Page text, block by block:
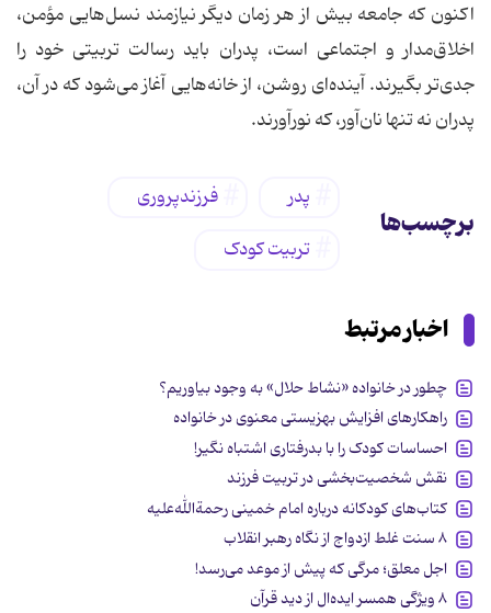
اکنون که جامعه بیش از هر زمان دیگر نیازمند نسل‌هایی مؤمن،
اخلاق‌مدار و اجتماعی است، پدران باید رسالت تربیتی خود را
جدی‌تر بگیرند. آینده‌ای روشن، از خانه‌هایی آغاز می‌شود که در آن،
پدران نه تنها نان‌آور، که نورآورند.
برچسب‌ها
پدر
فرزندپروری
تربیت کودک
اخبار مرتبط
چطور در خانواده «نشاط حلال» به وجود بیاوریم؟
راهکارهای افزایش بهزیستی معنوی در خانواده
احساسات کودک را با بدرفتاری اشتباه نگیر!
نقش شخصیت‌بخشی در تربیت فرزند
کتاب‌های کودکانه درباره امام خمینی رحمة‌الله‌علیه
۸ سنت غلط ازدواج از نگاه رهبر انقلاب
اجل معلق؛ مرگی که پیش‌ از موعد می‌رسد!
۸ ویژگی همسر ایده‌ال از دید قرآن